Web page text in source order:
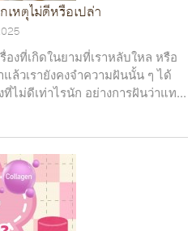
หตุไม่ดีหรือเปล่า
งที่เกิดในยามที่เราหลับใหล หรือ
ล้วเรายังคงจำความฝันนั้น ๆ ได้
ไม่ดีเท่าไรนัก อย่างการฝันว่าแท...